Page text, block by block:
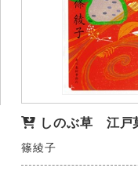
しのぶ草 江戸
篠綾子